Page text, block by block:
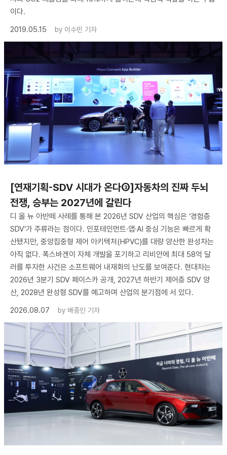
이다.
2019.05.15
by 이수민 기자
[연재기획-SDV 시대가 온다③]자동차의 진짜 두뇌
전쟁, 승부는 2027년에 갈린다
디 올 뉴 아반떼 사례를 통해 본 2026년 SDV 산업의 핵심은 ‘경험층
SDV’가 주류라는 점이다. 인포테인먼트·앱·AI 중심 기능은 빠르게 확
산됐지만, 중앙집중형 제어 아키텍처(HPVC)를 대량 양산한 완성차는
아직 없다. 폭스바겐이 자체 개발을 포기하고 리비안에 최대 58억 달
러를 투자한 사건은 소프트웨어 내재화의 난도를 보여준다. 현대차는
2026년 3분기 SDV 페이스카 공개, 2027년 하반기 제어층 SDV 양
산, 2028년 완성형 SDV를 예고하며 산업의 분기점에 서 있다.
2026.08.07
by 배종인 기자